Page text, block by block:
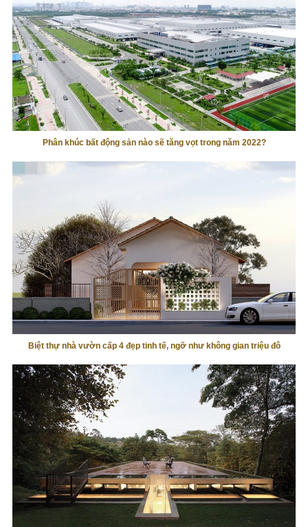
Phân khúc bất động sản nào sẽ tăng vọt trong năm 2022?
Biệt thự nhà vườn cấp 4 đẹp tinh tế, ngỡ như không gian triệu đô